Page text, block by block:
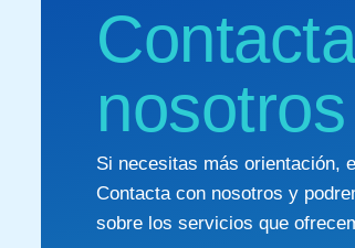
nosotros
Si necesitas más orientación,
Contacta con nosotros y
sobre los servicios que